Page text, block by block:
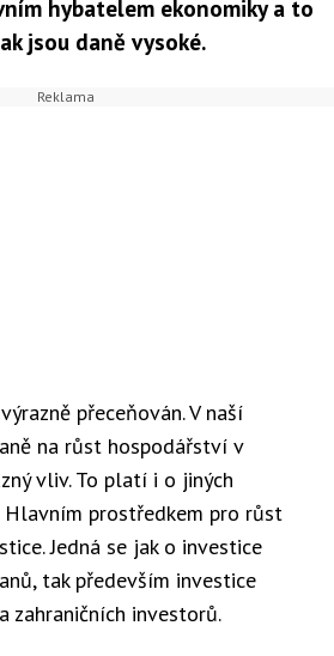
hybatelem ekonomiky a to
jsou daně vysoké.
přeceňován. V naší
na růst hospodářství v
vliv. To platí i o jiných
Hlavním prostředkem pro růst
Jedná se jak o investice
tak především investice
zahraničních investorů.